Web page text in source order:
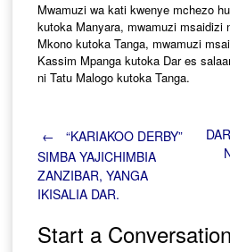
Mwamuzi wa kati kwenye mchezo
kutoka Manyara, mwamuzi msaidizi
Mkono kutoka Tanga, mwamuzi
Kassim Mpanga kutoka Dar es
ni Tatu Malogo kutoka Tanga.
Post
navigation
←
“KARIAKOO DERBY”
SIMBA YAJICHIMBIA
ZANZIBAR, YANGA
IKISALIA DAR.
Start a Conversation